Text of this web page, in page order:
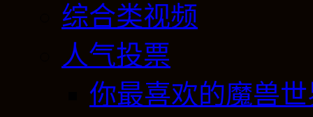
综合类视频
人气投票
你最喜欢的魔兽